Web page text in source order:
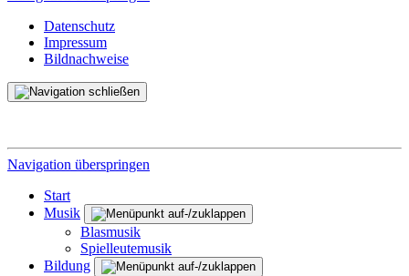
Datenschutz
Impressum
Bildnachweise
Navigation überspringen
Start
Musik
Blasmusik
Spielleutemusik
Bildung